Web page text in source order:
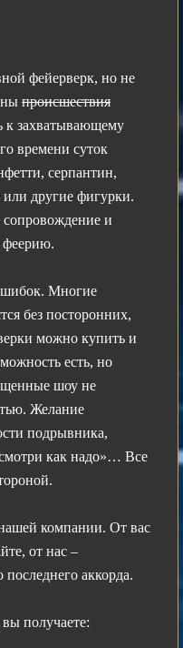
фейерверк, но не
происшествия
к захватывающему
времени суток
серпантин,
другие фигурки.
сопровождение и
феерию.
Многие
без посторонних,
можно купить и
есть, но
шоу не
Желание
подрывника,
как надо»… Все
компании. От вас
от нас –
аккорда.
получаете: